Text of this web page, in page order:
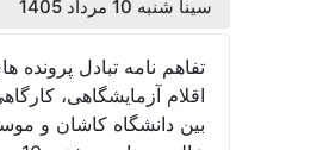
سینا شنبه 10 مرداد 1405
تفاهم نامه تبادل پرونده‌
اقلام آزمایشگاهی،
بین دانشگاه کاشان و